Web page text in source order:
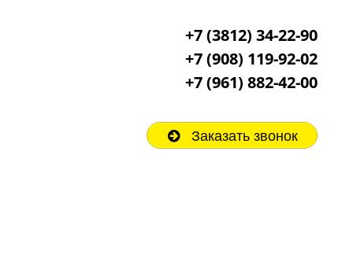
+7 (3812) 34-22-90
+7 (908) 119-92-02
+7(961) 882-42-00
Заказать звонок